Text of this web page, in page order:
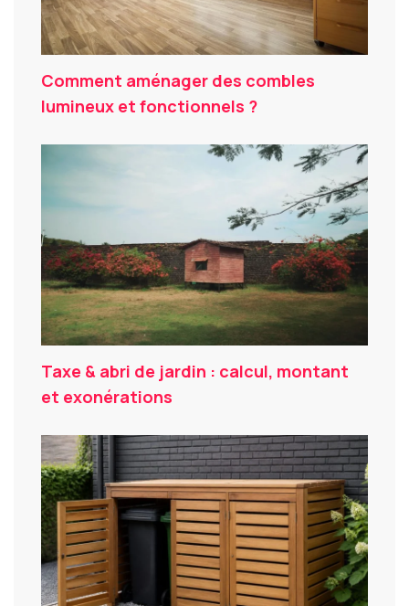
Comment aménager des combles
lumineux et fonctionnels ?
Taxe & abri de jardin : calcul, montant
et exonérations